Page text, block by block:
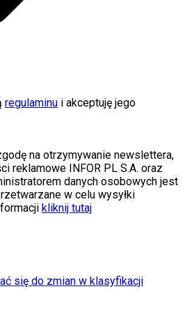
regulaminu i akceptuję jego
na otrzymywanie newslettera,
reklamowe INFOR PL S.A. oraz
danych osobowych jest
w celu wysyłki
kliknij tutaj
się do zmian w klasyfikacji